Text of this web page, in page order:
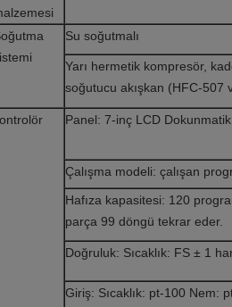
Su soğutmalı
Yarı hermetik kompresör,
soğutucu akışkan (HFC-507
Panel: 7-inç LCD
Çalışma modeli: çalışan
Hafıza kapasitesi: 120
parça 99 döngü tekrar eder.
Doğruluk: Sıcaklık: FS ± 1
Giriş: Sıcaklık: pt-100 Nem: